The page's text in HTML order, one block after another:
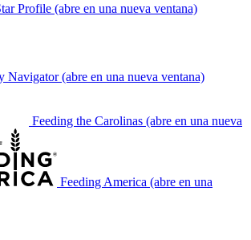
Profile (abre en una nueva ventana)
Navigator (abre en una nueva ventana)
Feeding the Carolinas (abre en una nueva
Feeding America (abre en una